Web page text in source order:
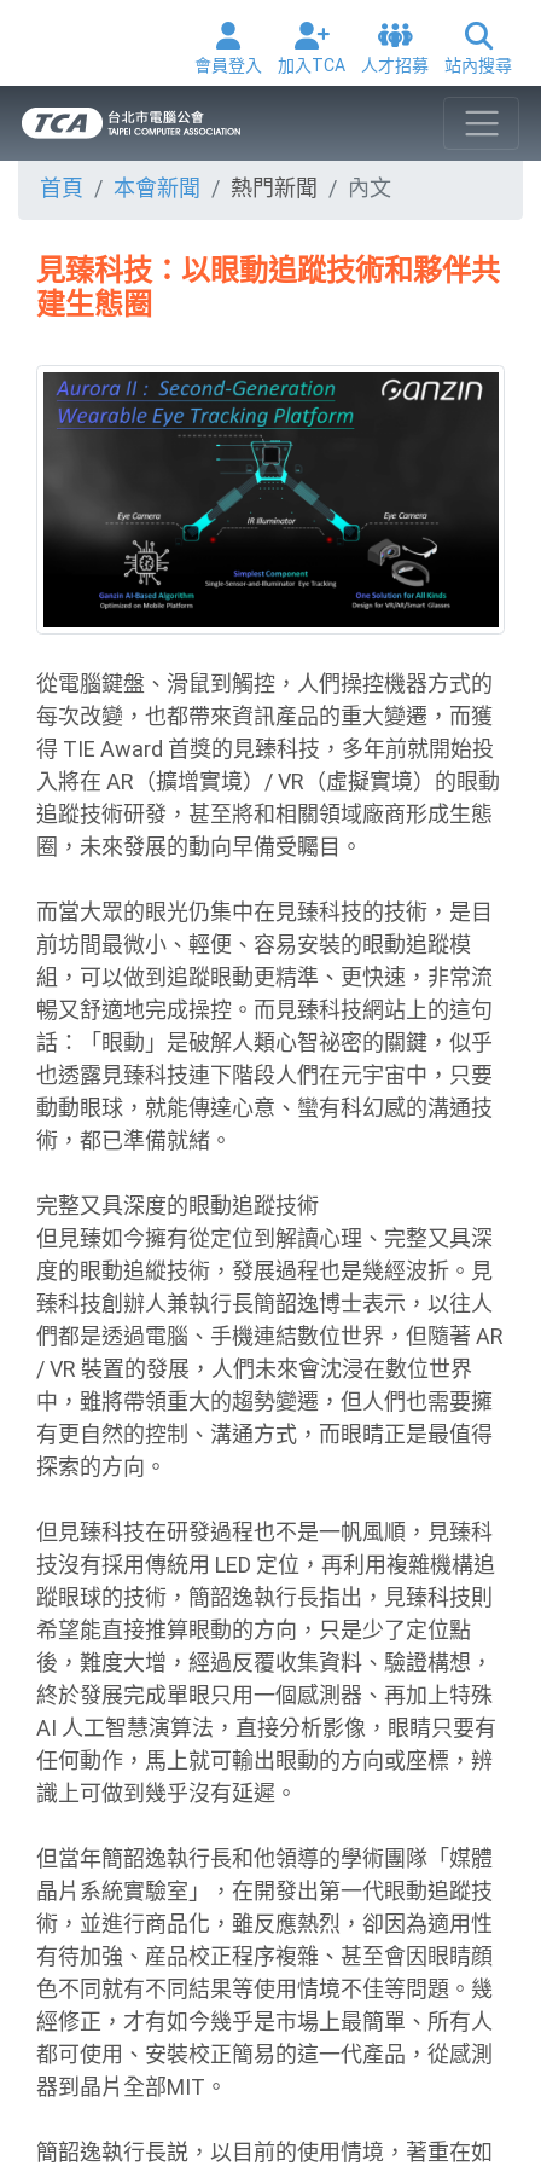
會員登入 加入TCA 人才招募 站內搜尋
首頁 本會新聞 熱門新聞 內文
見臻科技：以眼動追蹤技術和夥伴共
建生態圈
從電腦鍵盤、滑鼠到觸控，人們操控機器方式的
每次改變，也都帶來資訊產品的重大變遷，而獲
得 TIE Award 首獎的見臻科技，多年前就開始投
入將在 AR（擴增實境）/ VR（虛擬實境）的眼動
追蹤技術研發，甚至將和相關領域廠商形成生態
圈，未來發展的動向早備受矚目。
而當大眾的眼光仍集中在見臻科技的技術，是目
前坊間最微小、輕便、容易安裝的眼動追蹤模
組，可以做到追蹤眼動更精準、更快速，非常流
暢又舒適地完成操控。而見臻科技網站上的這句
話：「眼動」是破解人類心智祕密的關鍵，似乎
也透露見臻科技連下階段人們在元宇宙中，只要
動動眼球，就能傳達心意、蠻有科幻感的溝通技
術，都已準備就緒。
完整又具深度的眼動追蹤技術
但見臻如今擁有從定位到解讀心理、完整又具深
度的眼動追縱技術，發展過程也是幾經波折。見
臻科技創辦人兼執行長簡韶逸博士表示，以往人
們都是透過電腦、手機連結數位世界，但隨著 AR
/ VR 裝置的發展，人們未來會沈浸在數位世界
中，雖將帶領重大的趨勢變遷，但人們也需要擁
有更自然的控制、溝通方式，而眼睛正是最值得
探索的方向。
但見臻科技在研發過程也不是一帆風順，見臻科
技沒有採用傳統用 LED 定位，再利用複雜機構追
蹤眼球的技術，簡韶逸執行長指出，見臻科技則
希望能直接推算眼動的方向，只是少了定位點
後，難度大增，經過反覆收集資料、驗證構想，
終於發展完成單眼只用一個感測器、再加上特殊
AI 人工智慧演算法，直接分析影像，眼睛只要有
任何動作，馬上就可輸出眼動的方向或座標，辨
識上可做到幾乎沒有延遲。
但當年簡韶逸執行長和他領導的學術團隊「媒體
晶片系統實驗室」，在開發出第一代眼動追蹤技
術，並進行商品化，雖反應熱烈，卻因為適用性
有待加強、産品校正程序複雜、甚至會因眼睛顔
色不同就有不同結果等使用情境不佳等問題。幾
經修正，才有如今幾乎是市場上最簡單、所有人
都可使用、安裝校正簡易的這一代產品，從感測
器到晶片全部MIT。
簡韶逸執行長説，以目前的使用情境，著重在如